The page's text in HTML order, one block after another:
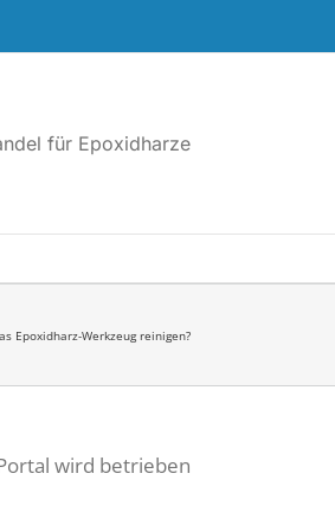
für Epoxidharze
Epoxidharz-Werkzeug reinigen?
wird betrieben